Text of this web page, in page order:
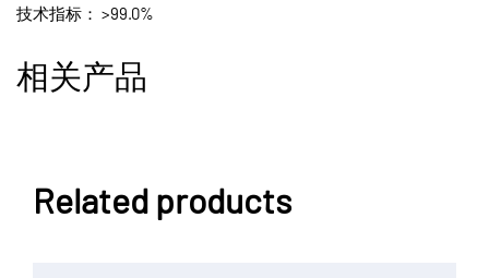
技术指标： >99.0%
相关产品
Related products